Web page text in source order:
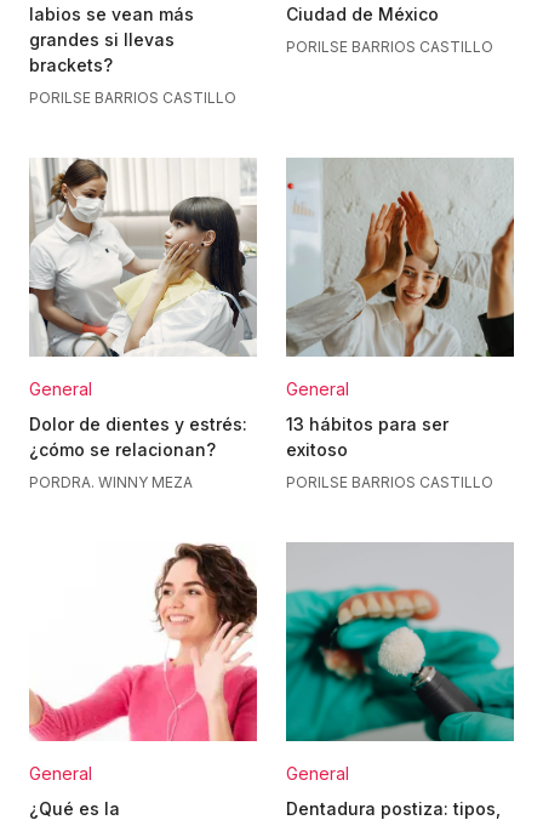
labios se vean más
grandes si llevas
brackets?
PORILSE BARRIOS CASTILLO
Ciudad de México
PORILSE BARRIOS CASTILLO
General
Dolor de dientes y estrés:
¿cómo se relacionan?
PORDRA. WINNY MEZA
General
13 hábitos para ser
exitoso
PORILSE BARRIOS CASTILLO
General
¿Qué es la
General
Dentadura postiza: tipos,